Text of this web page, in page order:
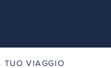
TUO VIAGGIO